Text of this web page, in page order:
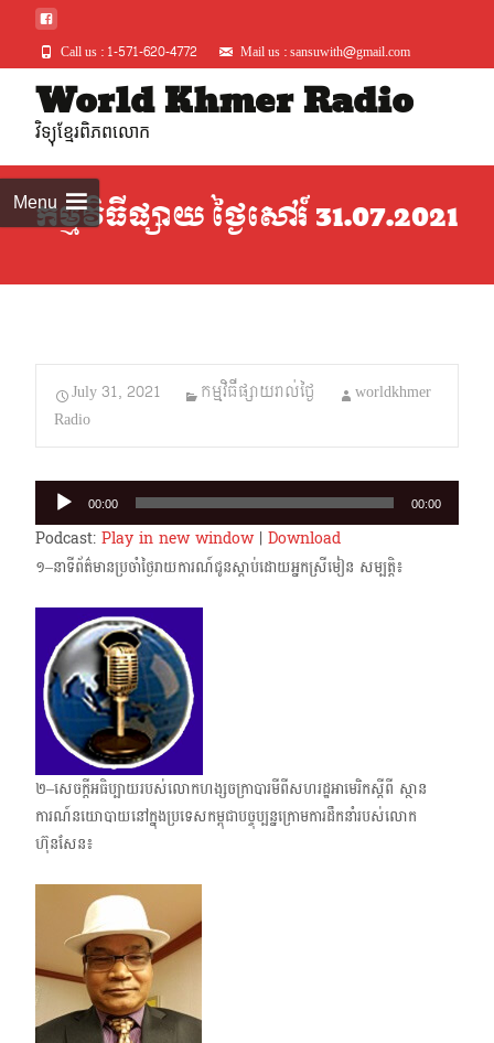
Call us : 1-571-620-4772 Mail us : sansuwith@gmail.com
World Khmer Radio
វិទ្យុខ្មែរពិភពលោក
Menuកម្មវិធីផ្សាយ ថ្ងៃសៅរ៍ 31.07.2021
July 31, 2021 កម្មវិធីផ្សាយរាល់ថ្ងៃ
worldkhmer
Radio
Audio
Player
00:00 00:00
Podcast: Play in new window| Download
១–នាទីព័ត៌មានប្រចាំថ្ងៃរាយការណ៍ជូនស្តាប់ដោយអ្នកស្រីមៀន សម្បត្តិ៖
២–សេចក្តីអធិប្បាយរបស់លោកហង្សចក្រាបារមីពីសហរដ្ឋអាមេរិកស្តីពី ស្ថាន
ការណ៍នយោបាយ​នៅក្នុងប្រទេសកម្ពុជាបច្ចុប្បន្នក្រោមការដឹកនាំរបស់លោក
ហ៊ុនសែន៖